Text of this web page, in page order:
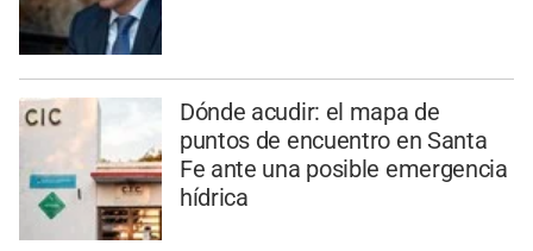
Dónde acudir: el mapa de
puntos de encuentro en Santa
Fe ante una posible emergencia
hídrica